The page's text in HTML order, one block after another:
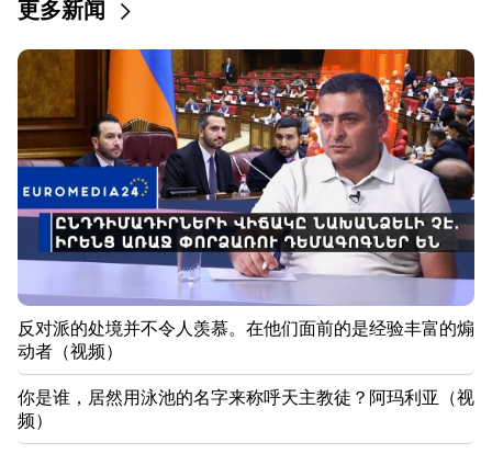
20:57
20:38
你是谁，居然用泳池的名字来称呼天主教徒？阿玛利亚
（视频）
钱会像河流一样流动。这三个生肖八月下旬发财
19:36
Sayat Nova 的一栋高层建筑发生大火。居民已被疏散
19:34 重要的
人权捍卫者认为中央委员会关于 Argam Abrahamyan
的报告不可受理
19:06
通缉作为启动刑事诉讼的一部分
更多新闻
反对派的处境并不令人羡慕。在他们面前的是经验丰富的煽
动者（视频）
你是谁，居然用泳池的名字来称呼天主教徒？阿玛利亚（视
频）